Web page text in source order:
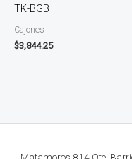
TK-BGB
Cajones
$3,844.25